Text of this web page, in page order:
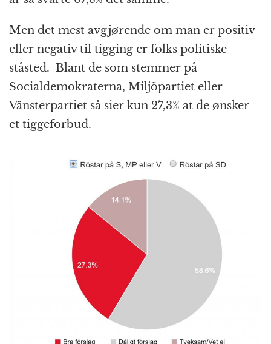
Men det mest avgjørende om man er positiv
eller negativ til tigging er folks politiske
ståsted. Blant de som stemmer på
Socialdemokraterna, Miljöpartiet eller
Vänsterpartiet så sier kun 27,3% at de ønsker
et tiggeforbud.